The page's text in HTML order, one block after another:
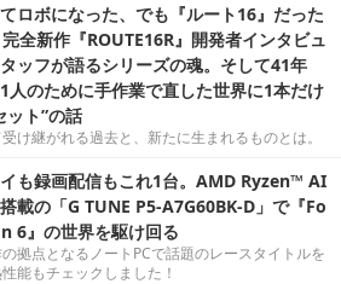
ロボになった、でも『ルート16』だった
全新作『ROUTE16R』開発者インタビュ
ッフが語るシリーズの魂。そして41年
人のために手作業で直した世界に1本だけ
ット”の話
け継がれる過去と、新たに生まれるものとは。
も録画配信もこれ1台。AMD Ryzen™ AI
載の「G TUNE P5-A7G60BK-D」で『Fo
6』の世界を駆け回る
拠点となるノートPCで話題のレースタイトルを
能もチェックしました！